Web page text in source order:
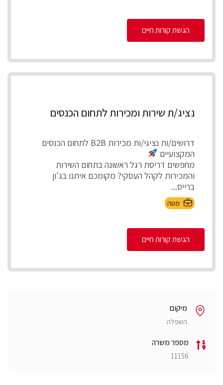
הגשת קורות חיים
נציג/ת שירות ומכירות לתחום הכנסים
דרושים/ות נציגי/ות מכירות B2B לתחום הכנסים
המקצועיים
מחפשים דריסת רגל ראשונה בתחום השירות
והמכירות לקהל העסקי? מקומכם איתנו בג'ון
ברייס...
מטה
הגשת קורות חיים
מיקום
השפלה
מספר משרה
11156